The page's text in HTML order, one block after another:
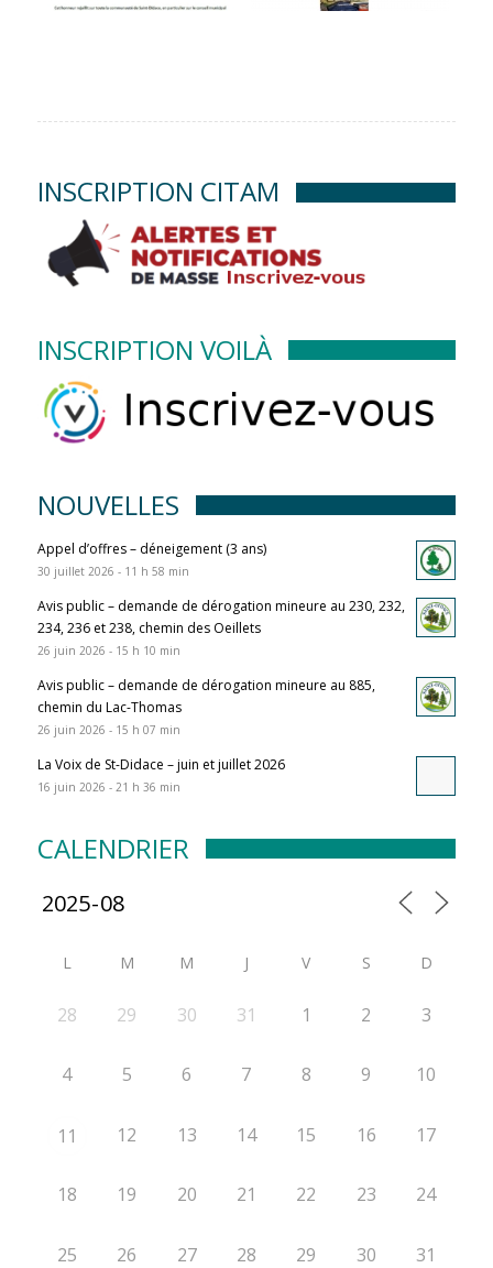
INSCRIPTION CITAM
INSCRIPTION VOILÀ
NOUVELLES
Appel d’offres – déneigement (3 ans)
30 juillet 2026 - 11 h 58 min
Avis public – demande de dérogation mineure au 230, 232,
234, 236 et 238, chemin des Oeillets
26 juin 2026 - 15 h 10 min
Avis public – demande de dérogation mineure au 885,
chemin du Lac-Thomas
26 juin 2026 - 15 h 07 min
La Voix de St-Didace – juin et juillet 2026
16 juin 2026 - 21 h 36 min
CALENDRIER
L M M J V S D
28 29 30 31 1 2 3
4 5 6 7 8 9 10
11 12 13 14 15 16 17
18 19 20 21 22 23 24
25 26 27 28 29 30 31